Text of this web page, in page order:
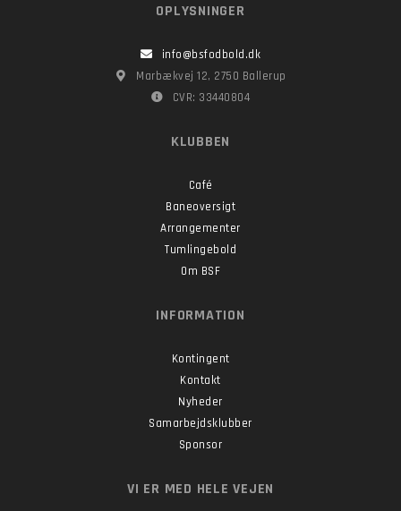
OPLYSNINGER
info@bsfodbold.dk
Marbækvej 12, 2750 Ballerup
CVR: 33440804
KLUBBEN
Café
Baneoversigt
Arrangementer
Tumlingebold
Om BSF
INFORMATION
Kontingent
Kontakt
Nyheder
Samarbejdsklubber
Sponsor
VI ER MED HELE VEJEN